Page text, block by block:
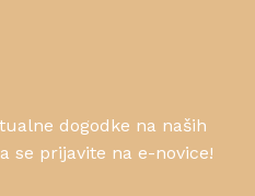
dogodke na naših
se prijavite na e-novice!